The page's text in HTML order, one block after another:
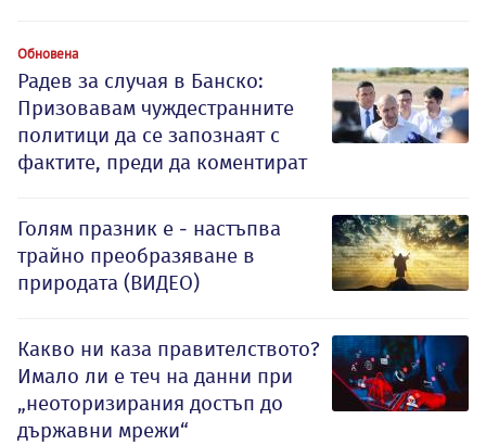
Обновена
Радев за случая в Банско:
Призовавам чуждестранните
политици да се запознаят с
фактите, преди да коментират
Голям празник е - настъпва
трайно преобразяване в
природата (ВИДЕО)
Какво ни каза правителството?
Имало ли е теч на данни при
„неоторизирания достъп до
държавни мрежи“